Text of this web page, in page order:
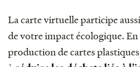
La carte virtuelle participe
de votre impact écologique.
production de cartes